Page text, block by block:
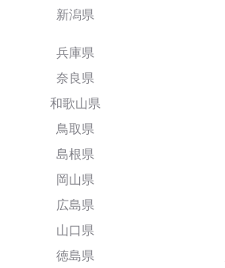
新潟県
兵庫県
奈良県
和歌山県
鳥取県
島根県
岡山県
広島県
山口県
徳島県